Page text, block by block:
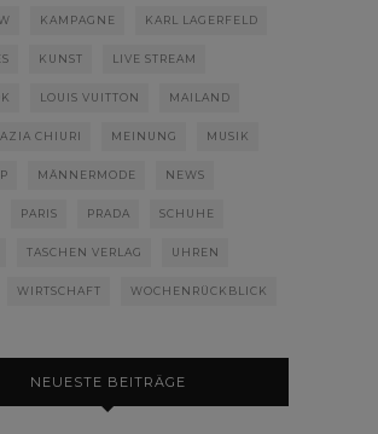
KAMPAGNE KARL LAGERFELD
KUNST LIVE STREAM
LOUIS VUITTON MAILAND
CHIURI MEINUNG MUSIK
MÄNNERMODE NEWS
PARIS PRADA SCHUHE
TASCHEN VERLAG UHREN
WIRTSCHAFT WOCHENRÜCKBLICK
NEUESTE BEITRÄGE